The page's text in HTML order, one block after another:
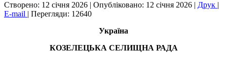
Створено: 12 січня 2026 | Опубліковано: 12 січня 2026 | Друк |
E-mail | Перегляди: 12640
Україна
КОЗЕЛЕЦЬКА СЕЛИЩНА РАДА